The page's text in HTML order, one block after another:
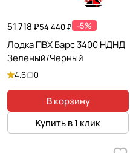
51 718 ₽54 440 ₽ -5%
Лодка ПВХ Барс 3400 НДНД
Зеленый/Черный
4.6 0
В корзину
Купить в 1 клик